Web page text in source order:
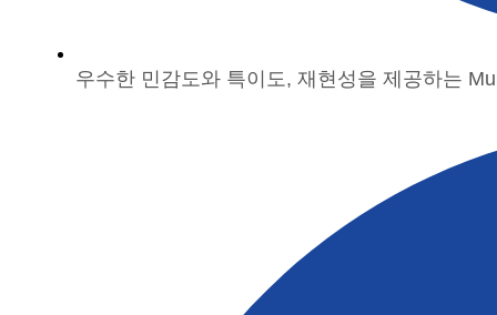
우수한 민감도와 특이도, 재현성을 제공하는